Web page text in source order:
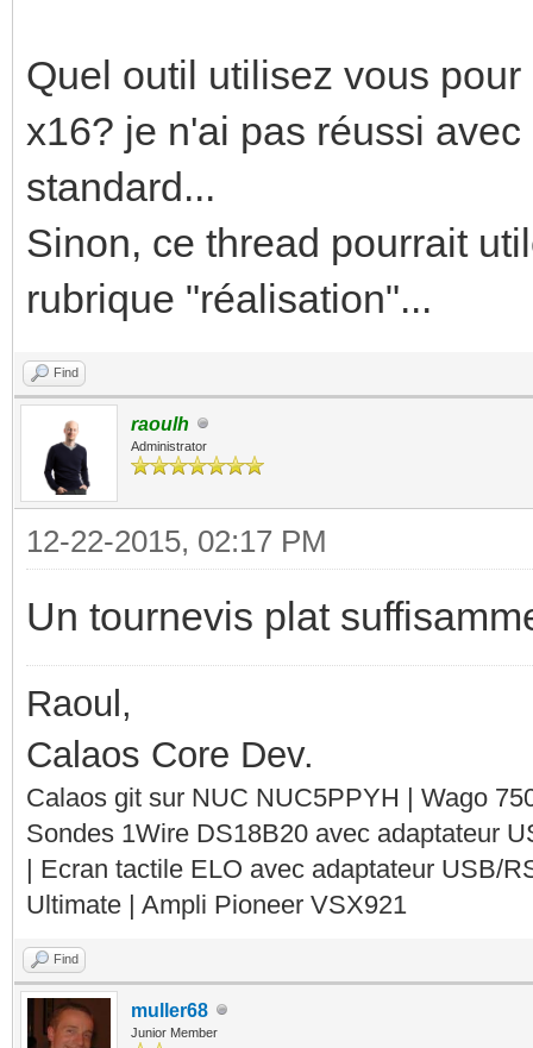
Quel outil utilisez vous
x16? je n'ai pas réussi
standard...
Sinon, ce thread pourrait
rubrique "réalisation"...
Find
raoulh
Administrator
12-22-2015, 02:17 PM
Un tournevis plat
Raoul,
Calaos Core Dev.
Calaos git sur NUC NUC5PPYH | Wago
Sondes 1Wire DS18B20 avec adaptateur
| Ecran tactile ELO avec adaptateur USB/
Ultimate | Ampli Pioneer VSX921
Find
muller68
Junior Member